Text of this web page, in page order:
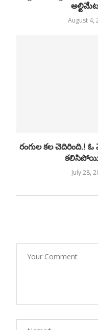
August 4,
రంగుల కల చెదిరింది.! ఓ
July 28,